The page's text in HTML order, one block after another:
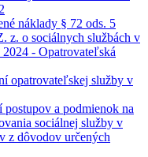
náklady § 72 ods. 5
z. o sociálnych službách v
- Opatrovateľská
opatrovateľskej služby v
postupov a podmienok na
sociálnej služby v
z dôvodov určených